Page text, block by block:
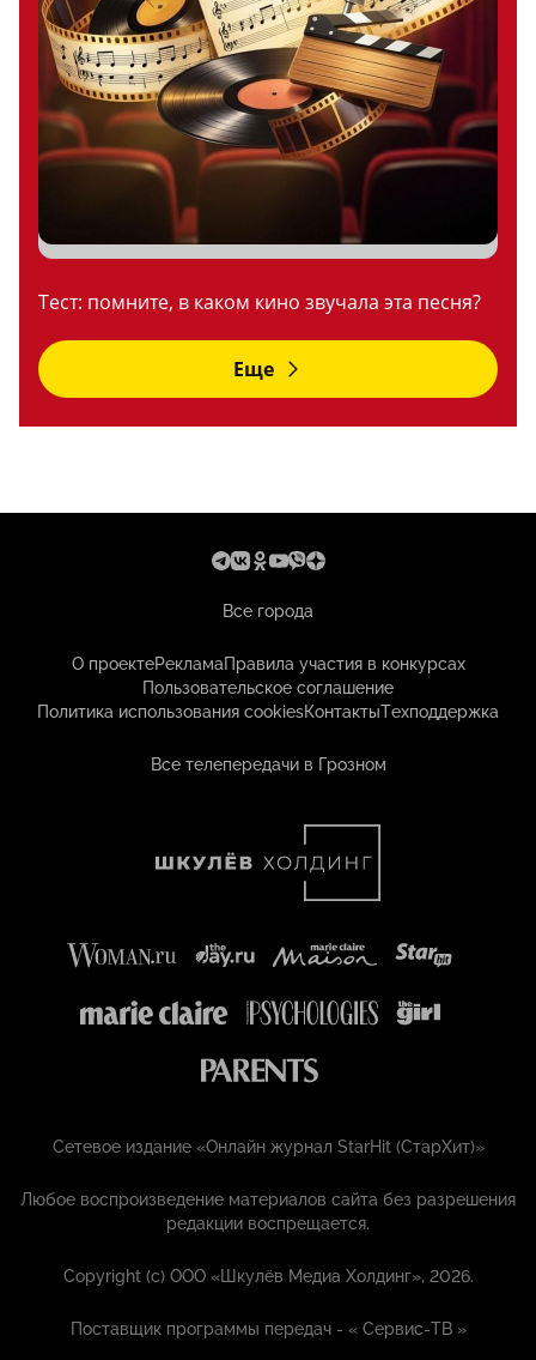
Тест: помните, в каком кино звучала эта песня?
Еще
Все города
О проектеРекламаПравила участия в конкурсах
Пользовательское соглашение
Политика использования cookiesКонтактыТехподдержка
Все телепередачи в Грозном
Сетевое издание «Онлайн журнал StarHit (СтарХит)»
Любое воспроизведение материалов сайта без разрешения
редакции воспрещается.
Copyright (с) ООО «Шкулёв Медиа Холдинг», 2026.
Поставщик программы передач - «Сервис-ТВ »